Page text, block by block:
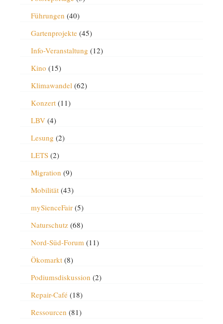
Führungen (40)
Gartenprojekte(45)
Info-Veranstaltung (12)
Kino (15)
Klimawandel(62)
Konzert(11)
LBV(4)
Lesung (2)
LETS(2)
Migration (9)
Mobilität(43)
mySienceFair(5)
Naturschutz(68)
Nord-Süd-Forum(11)
Ökomarkt(8)
Podiumsdiskussion (2)
Repair-Café(18)
Ressourcen (81)